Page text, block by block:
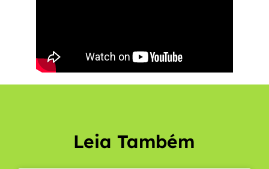
Leia Também